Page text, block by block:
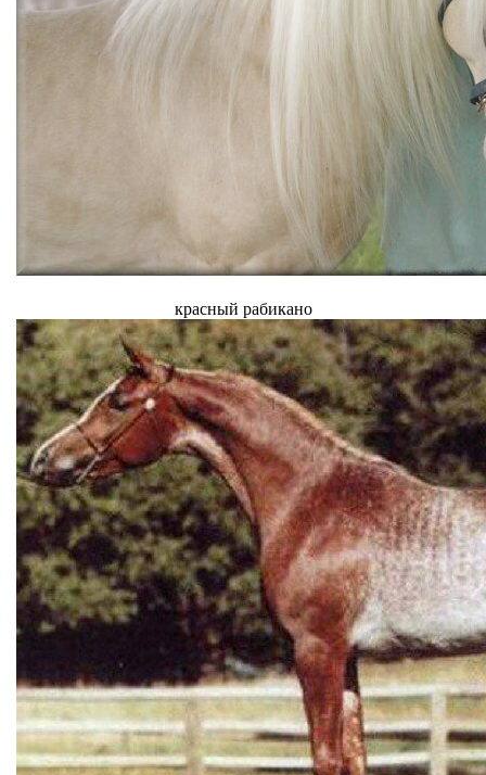
красный рабикано